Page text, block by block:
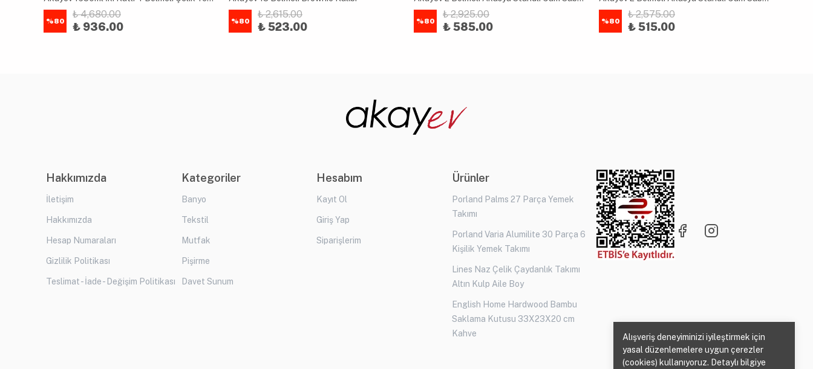
Alışveriş deneyiminizi iyileştirmek için
yasal düzenlemelere uygun çerezler
(cookies) kullanıyoruz. Detaylı bilgiye
%80
₺ 4,680.00
₺ 936.00 %80
₺ 2,615.00
₺ 523.00 %80
₺ 2,925.00
₺ 585.00 %80
₺ 2,575.00
₺ 515.00
Hakkımızda
İletişim
Hakkımızda
Hesap Numaraları
Gizlilik Politikası
Teslimat - İade - Değişim Politikası
Kategoriler
Banyo
Tekstil
Mutfak
Pişirme
Davet Sunum
Hesabım
Kayıt Ol
Giriş Yap
Siparişlerim
Ürünler
Porland Palms 27 Parça Yemek
Takımı
Porland Varia Alumilite 30 Parça 6
Kişilik Yemek Takımı
Lines Naz Çelik Çaydanlık Takımı
Altın Kulp Aile Boy
English Home Hardwood Bambu
Saklama Kutusu 33X23X20 cm
Kahve